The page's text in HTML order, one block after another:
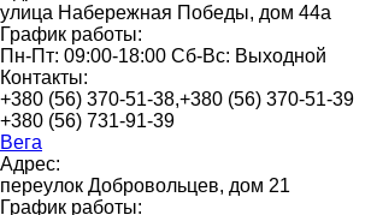
улица Набережная Победы, дом 44а
График работы:
Пн-Пт: 09:00-18:00 Сб-Вс: Выходной
Контакты:
+380 (56) 370-51-38,+380 (56) 370-51-39
+380 (56) 731-91-39
Вега
Адрес:
переулок Добровольцев, дом 21
График работы: